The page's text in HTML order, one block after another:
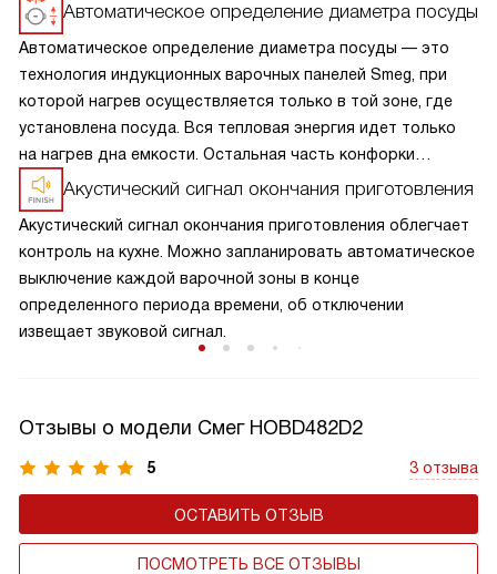
Автоматическое определение диаметра посуды
Автоматическое определение диаметра посуды — это
технология индукционных варочных панелей Smeg, при
которой нагрев осуществляется только в той зоне, где
установлена посуда. Вся тепловая энергия идет только
на нагрев дна емкости. Остальная часть конфорки
остается холодной, как только вы убираете посуду,
конфорка отключается.
Акустический сигнал окончания приготовления
Акустический сигнал окончания приготовления облегчает
контроль на кухне. Можно запланировать автоматическое
выключение каждой варочной зоны в конце
определенного периода времени, об отключении
извещает звуковой сигнал.
Отзывы о модели Смег HOBD482D2
5 3 отзыва
ОСТАВИТЬ ОТЗЫВ
ПОСМОТРЕТЬ ВСЕ ОТЗЫВЫ